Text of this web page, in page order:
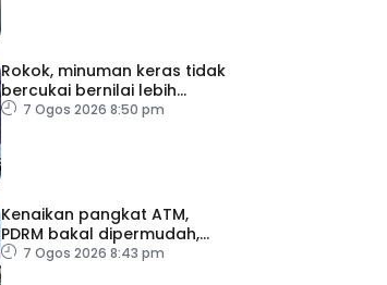
Rokok, minuman keras tidak
bercukai bernilai lebih
RM64,000 dirampas polis
7 Ogos 2026 8:50 pm
Kenaikan pangkat ATM,
PDRM bakal dipermudah,
dipercepat
7 Ogos 2026 8:43 pm